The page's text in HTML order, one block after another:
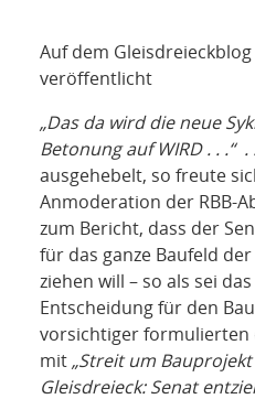
SPONSORING
Auf dem
veröffentlicht
„Das da wird die neue
Betonung auf WIRD . . .“ .
ausgehebelt, so freute
Anmoderation der RBB-
zum Bericht, dass der
für das ganze Baufeld
ziehen will – so als sei
Entscheidung für den
vorsichtiger formulierten
mit„Streit um
Gleisdreieck: Senat